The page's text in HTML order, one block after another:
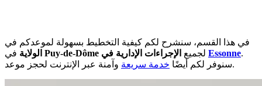
في هذا القسم، سنشرح لكم كيفية التخطيط بسهولة لموعدكم في
الولاية Puy-de-Dôme لجميع Essonne.
سنوفر لكم أيضًا خدمة سريعة وآمنة عبر الإنترنت لحجز موعد.